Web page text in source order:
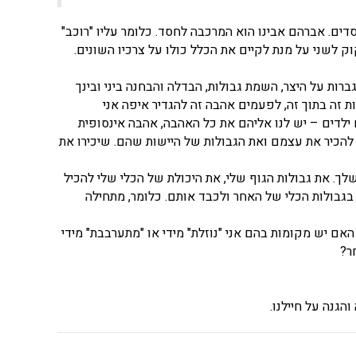
אברהם אבינו הוא המרכבה לחסד. כלומר עליו "רוכב"
לשני על מנת לקיים את הכלל כולו על צרכיו השונים.
על היצר, השמת גבולות, הבדלה והבחנה ביני ובינך
בתוך זה, לפעמים אהבה זה להגדיר איפה אני
– יש לנו אליהם את כל האהבה, אהבה אינסופית
את עצמם ואת הגבולות של היישות שהם. שיכירו את
את גבולות הגוף שלי, את היכולת של הכלי שלי להכיל
הכלי של האחר ולכבד אותם. כלומר, מתחילה
יש מקומות בהם אני "נוזלת" מידי או "מתערבבת" מידי
על חיילנו.